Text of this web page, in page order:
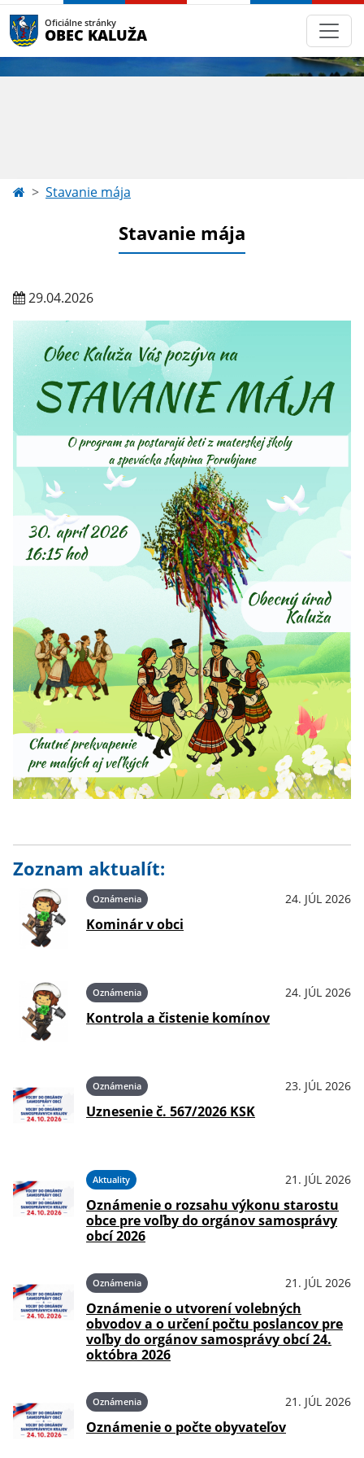
Oficiálne stránky
OBEC KALUŽA
Stavanie mája
Stavanie mája
29.04.2026
Zoznam aktualít:
Oznámenia 24. JÚL 2026
Kominár v obci
Oznámenia 24. JÚL 2026
Kontrola a čistenie komínov
Oznámenia 23. JÚL 2026
Uznesenie č. 567/2026 KSK
Aktuality 21. JÚL 2026
Oznámenie o rozsahu výkonu starostu
obce pre voľby do orgánov samosprávy
obcí 2026
Oznámenia 21. JÚL 2026
Oznámenie o utvorení volebných
obvodov a o určení počtu poslancov pre
voľby do orgánov samosprávy obcí 24.
októbra 2026
Oznámenia 21. JÚL 2026
Oznámenie o počte obyvateľov